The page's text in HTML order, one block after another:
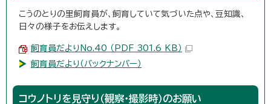
こうのとりの里飼育員が、飼育していて気づいた点や、豆知識、
日々の様子をお伝えします。
飼育員だよりNo.40 （PDF 301.6 KB）
飼育員だより（バックナンバー）
コウノトリを見守り（観察・撮影時）のお願い